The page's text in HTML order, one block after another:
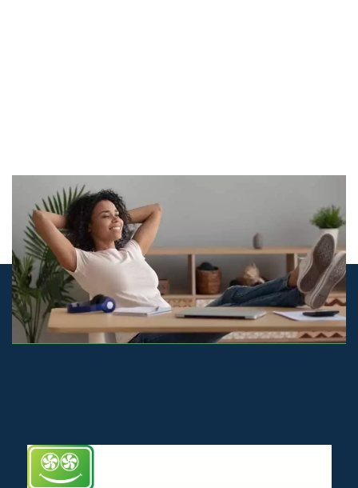
© airco-systemen.nl alle rechten voorbehouden